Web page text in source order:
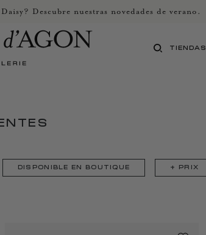
Descubre nuestras novedades de verano.
TIENDAS
DISPONIBLE EN BOUTIQUE + PRIX